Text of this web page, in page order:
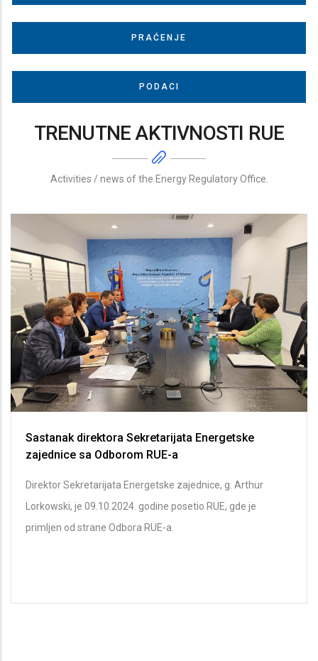
PRAĆENJE
PODACI
TRENUTNE AKTIVNOSTI RUE
Activities / news of the Energy Regulatory Office.
Sastanak direktora Sekretarijata Energetske
zajednice sa Odborom RUE-a
Direktor Sekretarijata Energetske zajednice, g. Arthur
Lorkowski, je 09.10.2024. godine posetio RUE, gde je
primljen od strane Odbora RUE-a.